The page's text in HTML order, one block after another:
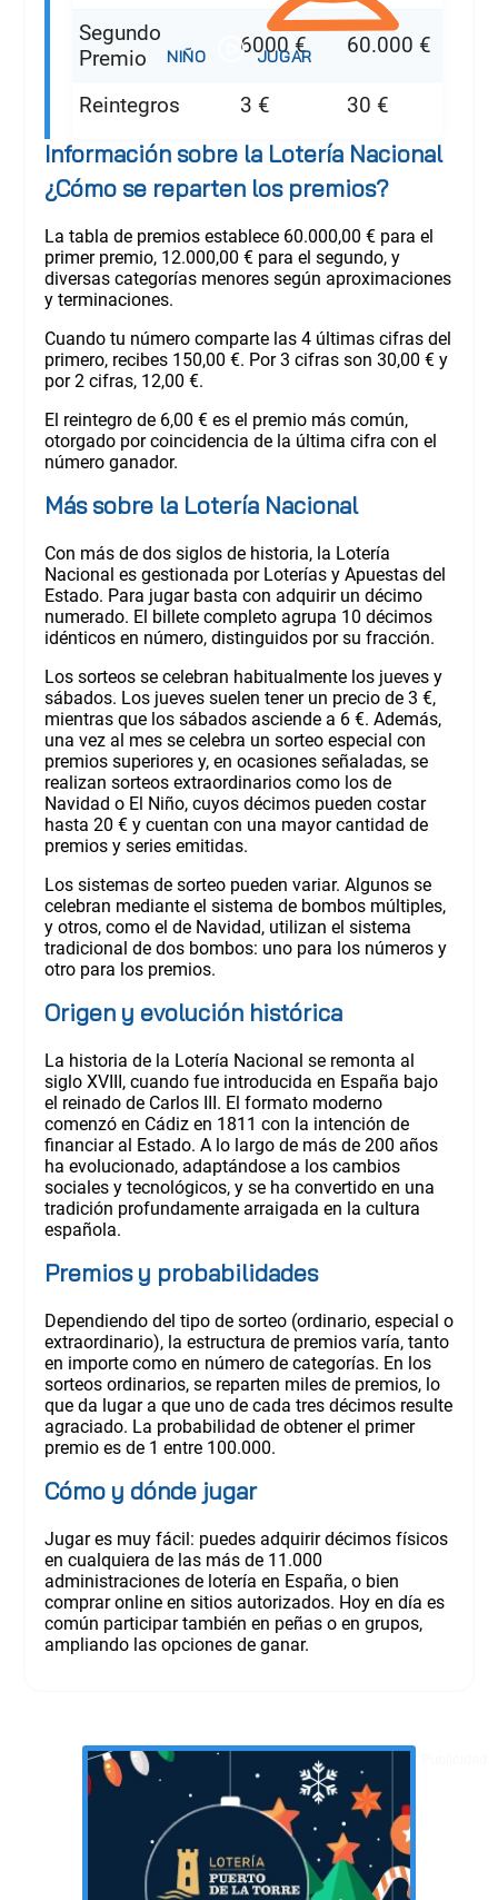
Segundo
Premio
6000 € 60.000 €
Reintegros 3 € 30 €
Información sobre la Lotería Nacional
¿Cómo se reparten los premios?
La tabla de premios establece 60.000,00 € para el
primer premio, 12.000,00 € para el segundo, y
diversas categorías menores según aproximaciones
y terminaciones.
Cuando tu número comparte las 4 últimas cifras del
primero, recibes 150,00 €. Por 3 cifras son 30,00 € y
por 2 cifras, 12,00 €.
El reintegro de 6,00 € es el premio más común,
otorgado por coincidencia de la última cifra con el
número ganador.
Más sobre la Lotería Nacional
Con más de dos siglos de historia, la Lotería
Nacional es gestionada por Loterías y Apuestas del
Estado. Para jugar basta con adquirir un décimo
numerado. El billete completo agrupa 10 décimos
idénticos en número, distinguidos por su fracción.
Los sorteos se celebran habitualmente los jueves y
sábados. Los jueves suelen tener un precio de 3 €,
mientras que los sábados asciende a 6 €. Además,
una vez al mes se celebra un sorteo especial con
premios superiores y, en ocasiones señaladas, se
realizan sorteos extraordinarios como los de
Navidad o El Niño, cuyos décimos pueden costar
hasta 20 € y cuentan con una mayor cantidad de
premios y series emitidas.
Los sistemas de sorteo pueden variar. Algunos se
celebran mediante el sistema de bombos múltiples,
y otros, como el de Navidad, utilizan el sistema
tradicional de dos bombos: uno para los números y
otro para los premios.
Origen y evolución histórica
La historia de la Lotería Nacional se remonta al
siglo XVIII, cuando fue introducida en España bajo
el reinado de Carlos III. El formato moderno
comenzó en Cádiz en 1811 con la intención de
financiar al Estado. A lo largo de más de 200 años
ha evolucionado, adaptándose a los cambios
sociales y tecnológicos, y se ha convertido en una
tradición profundamente arraigada en la cultura
española.
Premios y probabilidades
Dependiendo del tipo de sorteo (ordinario, especial o
extraordinario), la estructura de premios varía, tanto
en importe como en número de categorías. En los
sorteos ordinarios, se reparten miles de premios, lo
que da lugar a que uno de cada tres décimos resulte
agraciado. La probabilidad de obtener el primer
premio es de 1 entre 100.000.
Cómo y dónde jugar
Jugar es muy fácil: puedes adquirir décimos físicos
en cualquiera de las más de 11.000
administraciones de lotería en España, o bien
comprar online en sitios autorizados. Hoy en día es
común participar también en peñas o en grupos,
ampliando las opciones de ganar.